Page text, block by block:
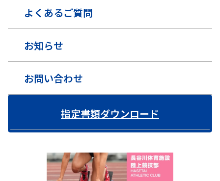
よくあるご質問
お知らせ
お問い合わせ
指定書類ダウンロード